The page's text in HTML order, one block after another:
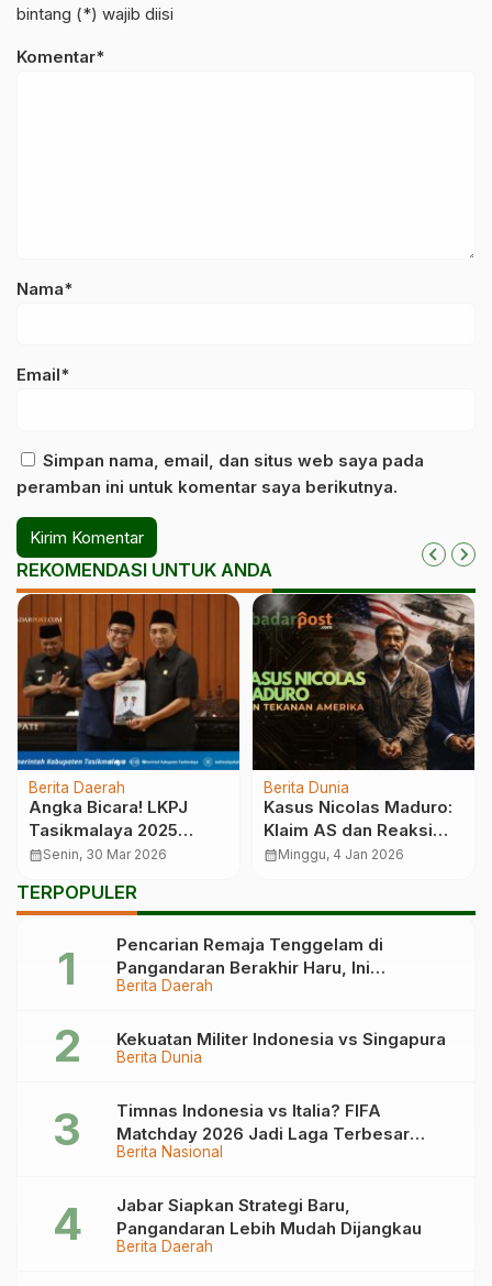
bintang (*) wajib diisi
Komentar*
Nama*
Email*
Simpan nama, email, dan situs web saya pada
peramban ini untuk komentar saya berikutnya.
REKOMENDASI UNTUK ANDA
Berita Daerah
Angka Bicara! LKPJ
Tasikmalaya 2025
Ungkap Ekonomi Naik
calendar_monthSenin, 30 Mar 2026
Berita Dunia
Kasus Nicolas Maduro:
Klaim AS dan Reaksi
Venezuela
calendar_monthMinggu, 4 Jan 2026
TERPOPULER
Berita Daerah
Pencarian Remaja Tenggelam di
Pangandaran Berakhir Haru, Ini
Kronologinya
Berita Dunia
Kekuatan Militer Indonesia vs Singapura
Berita Nasional
Timnas Indonesia vs Italia? FIFA
Matchday 2026 Jadi Laga Terbesar
Garuda!
Berita Daerah
Jabar Siapkan Strategi Baru,
Pangandaran Lebih Mudah Dijangkau